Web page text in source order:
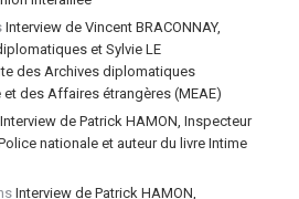
Interview de Vincent BRACONNAY,
et Sylvie LE
des Archives diplomatiques
et des Affaires étrangères (MEAE)
Interview de Patrick HAMON, Inspecteur
nationale et auteur du livre Intime
Interview de Patrick HAMON,